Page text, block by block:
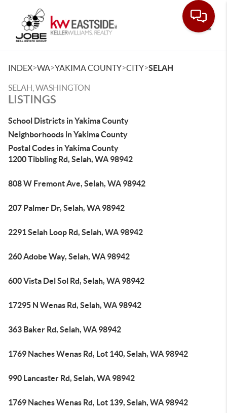
INDEX>WA>YAKIMA COUNTY>CITY>SELAH
SELAH, WASHINGTON
LISTINGS
School Districts in Yakima County
Neighborhoods in Yakima County
Postal Codes in Yakima County
1200 Tibbling Rd, Selah, WA 98942
808 W Fremont Ave, Selah, WA 98942
207 Palmer Dr, Selah, WA 98942
2291 Selah Loop Rd, Selah, WA 98942
260 Adobe Way, Selah, WA 98942
600 Vista Del Sol Rd, Selah, WA 98942
17295 N Wenas Rd, Selah, WA 98942
363 Baker Rd, Selah, WA 98942
1769 Naches Wenas Rd, Lot 140, Selah, WA 98942
990 Lancaster Rd, Selah, WA 98942
1769 Naches Wenas Rd, Lot 139, Selah, WA 98942